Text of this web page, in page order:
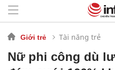
Giới trẻ Tài năng trẻ
Nữ phi công dù